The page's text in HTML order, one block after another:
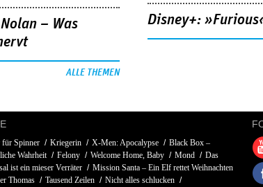
– Was
ALLE THEMEN
Disney+:
für Spinner Kriegerin X-Men: Apocalypse
Black Box –
Wahrheit
Felony Welcome Home, Baby Mond
Das
ist ein mieser Verräter
Mission Santa – Ein Elf rettet Weihnachten
Thomas
Tausend Zeilen Nicht alles schlucken